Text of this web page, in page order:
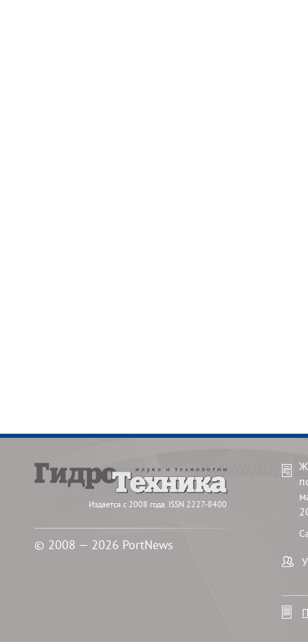
Издается с 2008 года. ISSN 2227-8400
© 2008 — 2026 PortNews